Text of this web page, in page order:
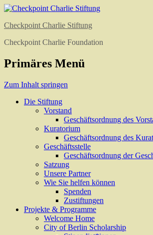
Checkpoint Charlie Stiftung
Checkpoint Charlie Foundation
Primäres Menü
Zum Inhalt springen
Die Stiftung
Vorstand
Geschäftsordnung des
Kuratorium
Geschäftsordnung des
Geschäftsstelle
Geschäftsordnung der
Satzung
Unsere Partner
Wie Sie helfen können
Spenden
Zustiftungen
Projekte & Programme
Welcome Home
City of Berlin Scholarship